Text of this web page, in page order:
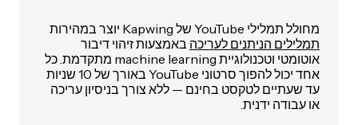
מחולל תמלילי YouTube של Kapwing יוצר במהירות
תמלילים הניתנים לעריכה באמצעות זיהוי דיבור
אוטומטי וטכנולוגיית machine learning מתקדמת. כל
אחד יכול להפוך סרטוני YouTube באורך של 10 שניות
עד שעתיים לטקסט בחינם — ללא צורך בניסיון עריכה
או עבודה ידנית.